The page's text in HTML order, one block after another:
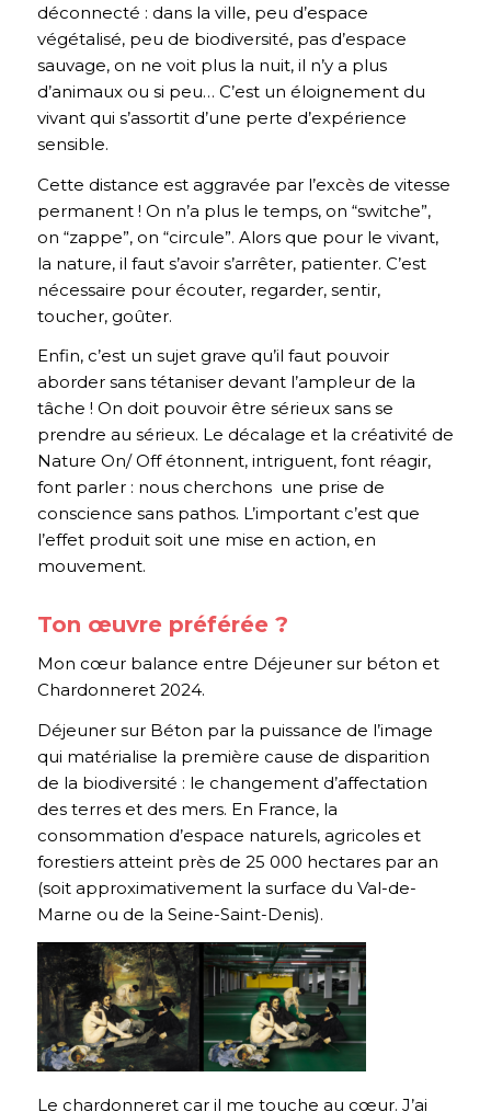
déconnecté : dans la ville, peu d’espace
végétalisé, peu de biodiversité, pas d’espace
sauvage, on ne voit plus la nuit, il n’y a plus
d’animaux ou si peu… C’est un éloignement du
vivant qui s’assortit d’une perte d’expérience
sensible.
Cette distance est aggravée par l’excès de vitesse
permanent ! On n’a plus le temps, on “switche”,
on “zappe”, on “circule”. Alors que pour le vivant,
la nature, il faut s’avoir s’arrêter, patienter. C’est
nécessaire pour écouter, regarder, sentir,
toucher, goûter.
Enfin, c’est un sujet grave qu’il faut pouvoir
aborder sans tétaniser devant l’ampleur de la
tâche ! On doit pouvoir être sérieux sans se
prendre au sérieux. Le décalage et la créativité de
Nature On/ Off étonnent, intriguent, font réagir,
font parler : nous cherchons une prise de
conscience sans pathos. L’important c’est que
l’effet produit soit une mise en action, en
mouvement.
Ton œuvre préférée ?
Mon cœur balance entre Déjeuner sur béton et
Chardonneret 2024.
Déjeuner sur Béton par la puissance de l’image
qui matérialise la première cause de disparition
de la biodiversité : le changement d’affectation
des terres et des mers. En France, la
consommation d’espace naturels, agricoles et
forestiers atteint près de 25 000 hectares par an
(soit approximativement la surface du Val-de-
Marne ou de la Seine-Saint-Denis).
Le chardonneret car il me touche au cœur. J’ai